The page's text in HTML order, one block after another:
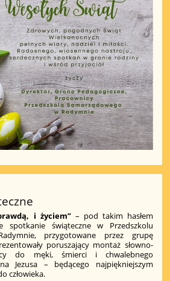
i życiem”– pod takim hasłem
spotkanie świąteczne w Przedszkolu
przygotowane przez grupę
poruszający montaż słowno-
do męki, śmierci i chwalebnego
Jezusa – będącego najpiękniejszym
człowieka.